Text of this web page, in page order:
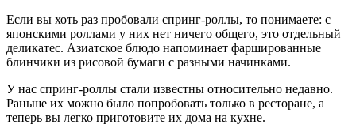
Если вы хоть раз пробовали спринг-роллы, то понимаете: с
японскими роллами у них нет ничего общего, это отдельный
деликатес. Азиатское блюдо напоминает фаршированные
блинчики из рисовой бумаги с разными начинками.
У нас спринг-роллы стали известны относительно недавно.
Раньше их можно было попробовать только в ресторане, а
теперь вы легко приготовите их дома на кухне.